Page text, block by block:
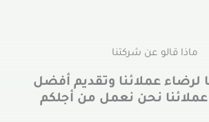
ماذا قالو عن شركتنا
لرضاء عملائنا وتقديم أفضل
نحن نعمل من أجلكم